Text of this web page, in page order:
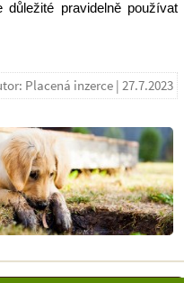
pravidelně používat
Placená inzerce | 27.7.2023